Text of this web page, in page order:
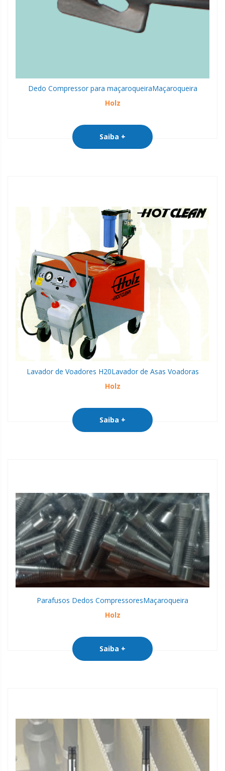
Dedo Compressor para maçaroqueiraMaçaroqueira
Holz
Saiba +
Lavador de Voadores H20Lavador de Asas Voadoras
Holz
Saiba +
Parafusos Dedos CompressoresMaçaroqueira
Holz
Saiba +